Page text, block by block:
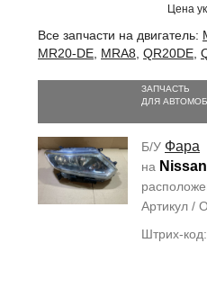
Цена
Все запчасти на двигатель:
MR20-DE MRA8 QR20DE
ЗАПЧАСТЬ
ДЛЯ
Б/У Фара
на
Артикул /
Штрих-